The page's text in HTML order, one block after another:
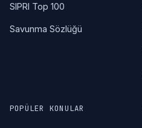
SIPRI Top 100
Savunma Sözlüğü
POPÜLER KONULAR